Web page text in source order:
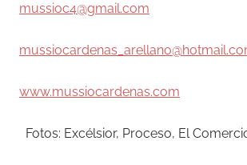
mussioc4@gmail.com
www.mussiocardenas.com
Fotos: Excélsior, Proceso, El